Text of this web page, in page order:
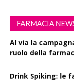
FARMACIA
Al via la
ruolo della
Drink Spiking: le